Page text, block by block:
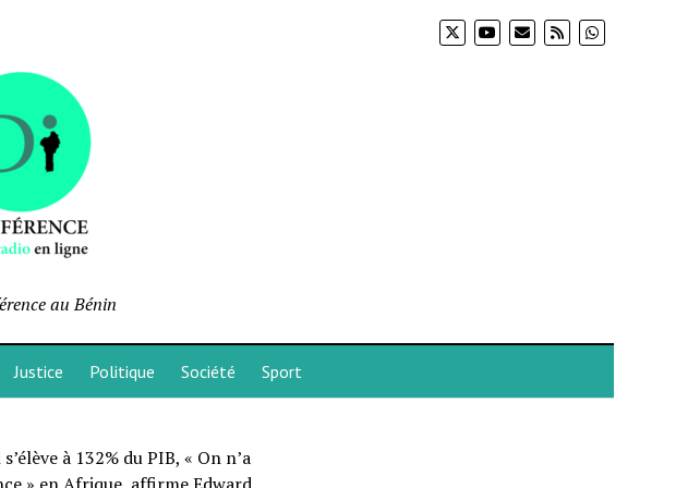
au Bénin
Justice Politique Société Sport
à 132% du PIB, « On n’a